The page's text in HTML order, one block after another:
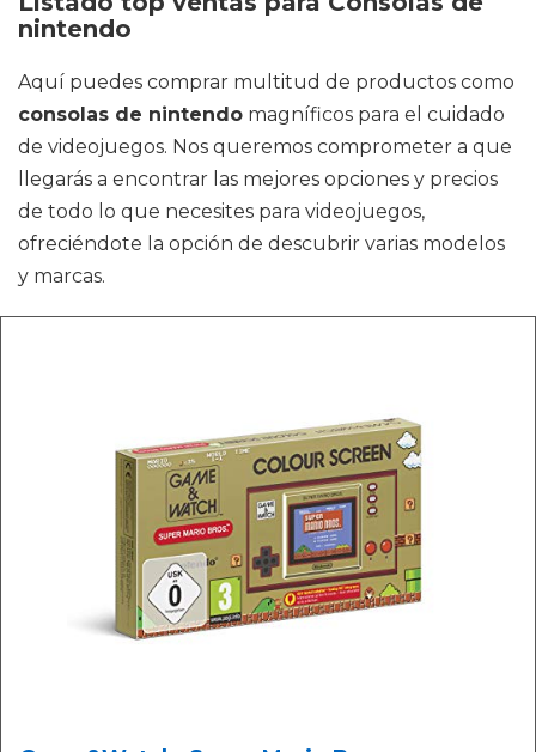
nintendo
Aquí puedes comprar multitud de productos como
consolas de nintendo magníficos para el cuidado
de videojuegos. Nos queremos comprometer a que
llegarás a encontrar las mejores opciones y precios
de todo lo que necesites para videojuegos,
ofreciéndote la opción de descubrir varias modelos
y marcas.